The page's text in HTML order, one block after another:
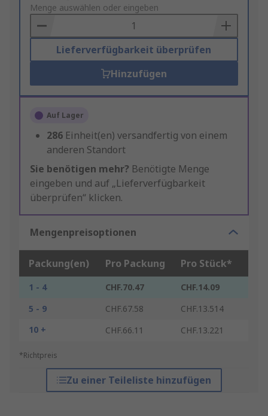
to
Basket
Menge auswählen oder eingeben
Lieferverfügbarkeit überprüfen
Hinzufügen
Auf Lager
286 Einheit(en) versandfertig von einem
anderen Standort
Sie benötigen mehr? Benötigte Menge
eingeben und auf „Lieferverfügbarkeit
überprüfen“ klicken.
Mengenpreisoptionen
Packung(en) Pro Packung Pro Stück*
1 - 4 CHF.70.47
CHF.14.09
5 - 9
CHF.67.58
CHF.13.514
10 +
CHF.66.11 CHF.13.221
*Richtpreis
Zu einer Teileliste hinzufügen